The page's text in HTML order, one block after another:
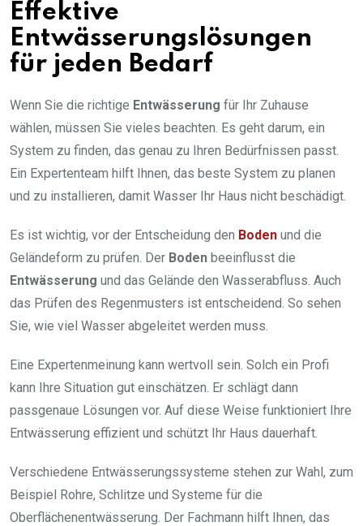
Effektive
Entwässerungslösungen
für jeden Bedarf
Wenn Sie die richtige Entwässerung für Ihr Zuhause
wählen, müssen Sie vieles beachten. Es geht darum, ein
System zu finden, das genau zu Ihren Bedürfnissen passt.
Ein Expertenteam hilft Ihnen, das beste System zu planen
und zu installieren, damit Wasser Ihr Haus nicht beschädigt.
Es ist wichtig, vor der Entscheidung den Boden und die
Geländeform zu prüfen. Der Boden beeinflusst die
Entwässerung und das Gelände den Wasserabfluss. Auch
das Prüfen des Regenmusters ist entscheidend. So sehen
Sie, wie viel Wasser abgeleitet werden muss.
Eine Expertenmeinung kann wertvoll sein. Solch ein Profi
kann Ihre Situation gut einschätzen. Er schlägt dann
passgenaue Lösungen vor. Auf diese Weise funktioniert Ihre
Entwässerung effizient und schützt Ihr Haus dauerhaft.
Verschiedene Entwässerungssysteme stehen zur Wahl, zum
Beispiel Rohre, Schlitze und Systeme für die
Oberflächenentwässerung. Der Fachmann hilft Ihnen, das